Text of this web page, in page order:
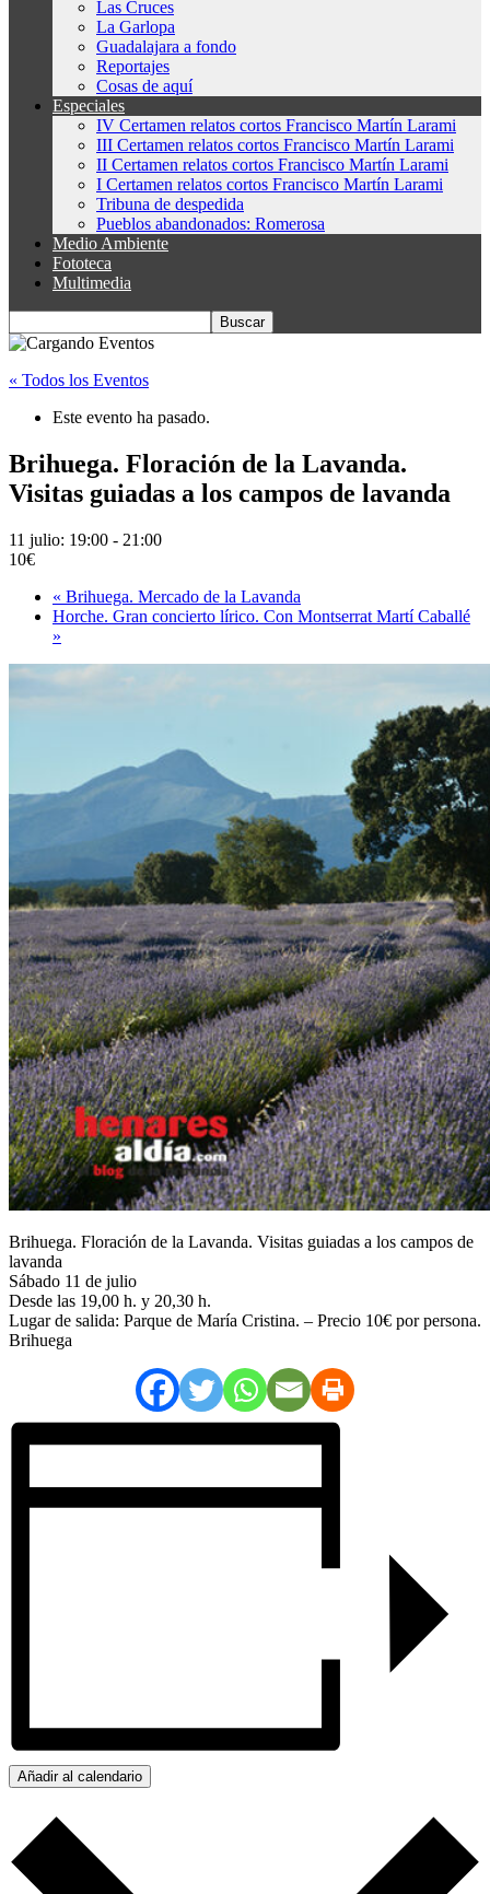
Las Cruces
La Garlopa
Guadalajara a fondo
Reportajes
Cosas de aquí
Especiales
IV Certamen relatos cortos Francisco Martín Larami
III Certamen relatos cortos Francisco Martín Larami
II Certamen relatos cortos Francisco Martín Larami
I Certamen relatos cortos Francisco Martín Larami
Tribuna de despedida
Pueblos abandonados: Romerosa
Medio Ambiente
Fototeca
Multimedia
« Todos los Eventos
Este evento ha pasado.
Brihuega. Floración de la Lavanda.
Visitas guiadas a los campos de lavanda
11 julio: 19:00 - 21:00
10€
« Brihuega. Mercado de la Lavanda
Horche. Gran concierto lírico. Con Montserrat Martí Caballé
»
Brihuega. Floración de la Lavanda. Visitas guiadas a los campos de
lavanda
Sábado 11 de julio
Desde las 19,00 h. y 20,30 h.
Lugar de salida: Parque de María Cristina. – Precio 10€ por persona.
Brihuega
Añadir al calendario